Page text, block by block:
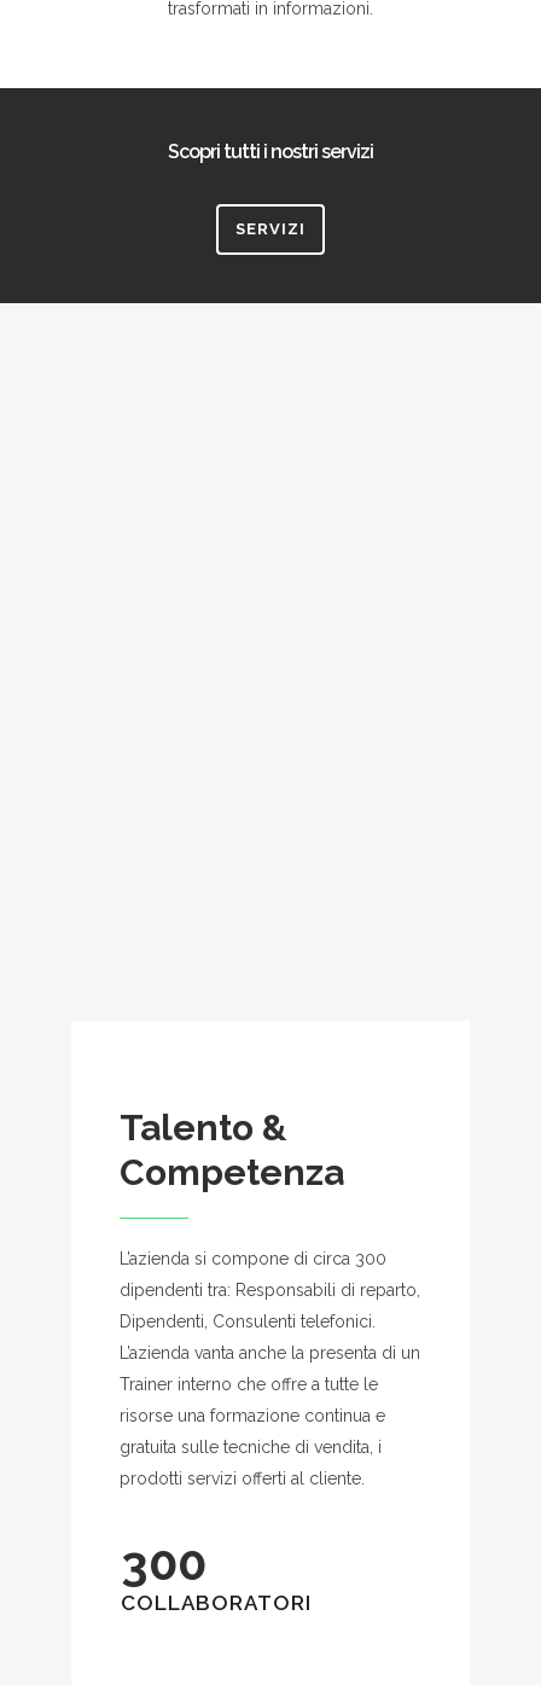
trasformati in informazioni.
Scopri tutti i nostri servizi
SERVIZI
Talento &
Competenza
L’azienda si compone di circa 300
dipendenti tra: Responsabili di reparto,
Dipendenti, Consulenti telefonici.
L’azienda vanta anche la presenta di un
Trainer interno che offre a tutte le
risorse una formazione continua e
gratuita sulle tecniche di vendita, i
prodotti servizi offerti al cliente.
300
COLLABORATORI